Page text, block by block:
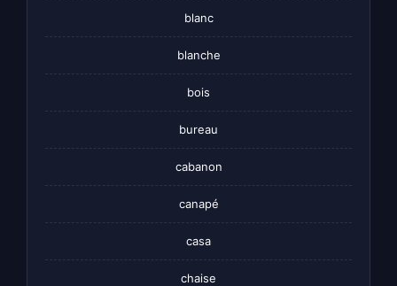
blanc
blanche
bois
bureau
cabanon
canapé
casa
chaise